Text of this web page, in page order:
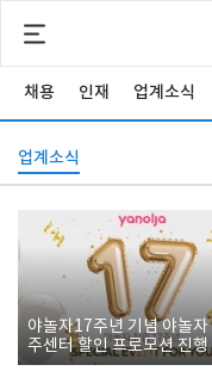
채용 인재 업계소식
업계소식
야놀자17주년 기념 야놀자
주센터 할인 프로모션 진행